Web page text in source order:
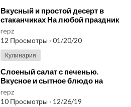
⁣Вкусный и простой десерт в
стаканчиках На любой праздник
repz
12 Просмотры · 01/20/20
Кулинария
⁣Слоеный салат с печенью.
Вкусное и сытное блюдо на
любой праздник.
repz
10 Просмотры · 12/26/19